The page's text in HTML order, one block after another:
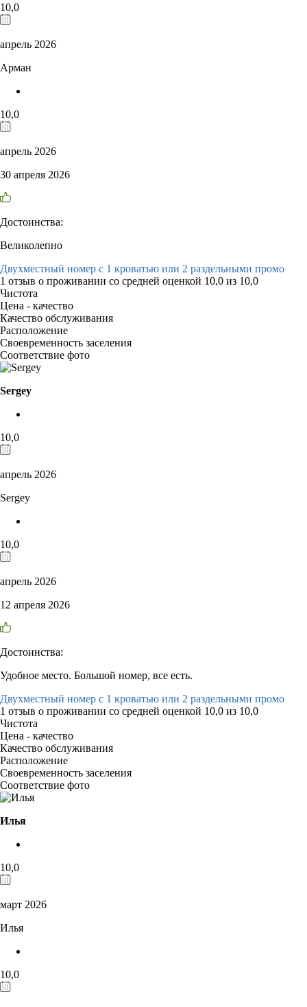
10,0
апрель 2026
Арман
10,0
апрель 2026
30 апреля 2026
Достоинства:
Великолепно
Двухместный номер с 1 кроватью или 2 раздельными промо
1 отзыв о проживании со средней оценкой 10,0 из 10,0
Чистота
Цена - качество
Качество обслуживания
Расположение
Своевременность заселения
Соответствие фото
Sergey
10,0
апрель 2026
Sergey
10,0
апрель 2026
12 апреля 2026
Достоинства:
Удобное место. Большой номер, все есть.
Двухместный номер с 1 кроватью или 2 раздельными промо
1 отзыв о проживании со средней оценкой 10,0 из 10,0
Чистота
Цена - качество
Качество обслуживания
Расположение
Своевременность заселения
Соответствие фото
Илья
10,0
март 2026
Илья
10,0